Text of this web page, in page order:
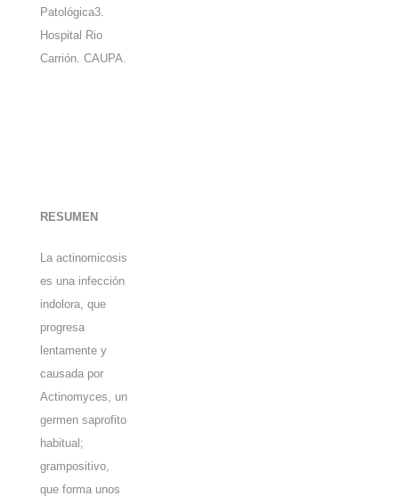
Patológica3
Hospital Rio
Carrión. CAUPA.
RESUMEN
La actinomicosis
es una infección
indolora, que
progresa
lentamente y
causada por
Actinomyces, un
germen saprofito
habitual;
grampositivo,
que forma unos